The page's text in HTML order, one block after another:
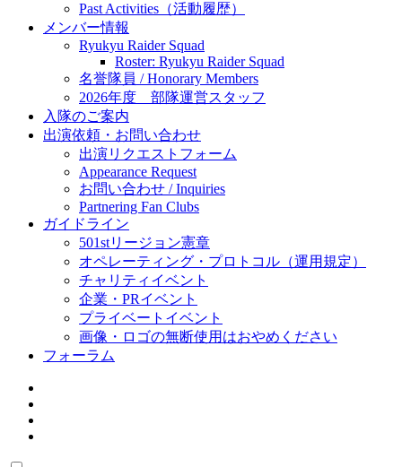
Past Activities（活動履歴）
メンバー情報
Ryukyu Raider Squad
Roster: Ryukyu Raider Squad
名誉隊員 / Honorary Members
2026年度 部隊運営スタッフ
入隊のご案内
出演依頼・お問い合わせ
出演リクエストフォーム
Appearance Request
お問い合わせ / Inquiries
Partnering Fan Clubs
ガイドライン
501stリージョン憲章
オペレーティング・プロトコル（運用規定）
チャリティイベント
企業・PRイベント
プライベートイベント
画像・ロゴの無断使用はおやめください
フォーラム